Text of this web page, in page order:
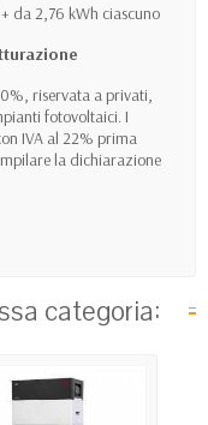
da 2,76 kWh ciascuno
riservata a privati,
fotovoltaici. I
IVA al 22% prima
la dichiarazione
categoria: